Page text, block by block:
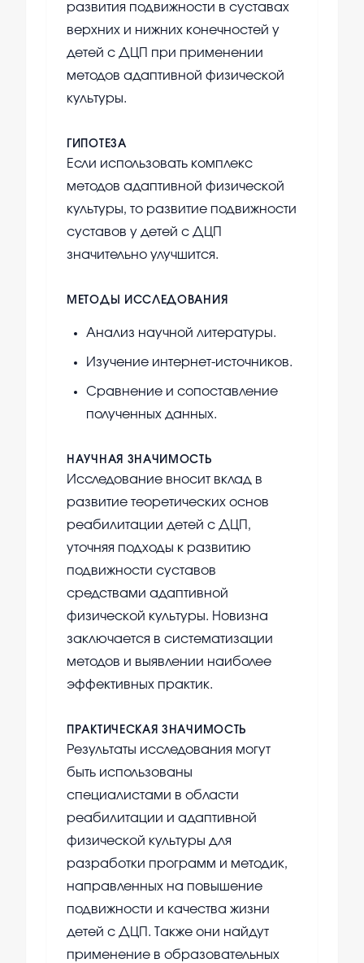
развития подвижности в суставах
верхних и нижних конечностей у
детей с ДЦП при применении
методов адаптивной физической
культуры.
ГИПОТЕЗА
Если использовать комплекс
методов адаптивной физической
культуры, то развитие подвижности
суставов у детей с ДЦП
значительно улучшится.
МЕТОДЫ ИССЛЕДОВАНИЯ
Анализ научной литературы.
Изучение интернет-источников.
Сравнение и сопоставление
полученных данных.
НАУЧНАЯ ЗНАЧИМОСТЬ
Исследование вносит вклад в
развитие теоретических основ
реабилитации детей с ДЦП,
уточняя подходы к развитию
подвижности суставов
средствами адаптивной
физической культуры. Новизна
заключается в систематизации
методов и выявлении наиболее
эффективных практик.
ПРАКТИЧЕСКАЯ ЗНАЧИМОСТЬ
Результаты исследования могут
быть использованы
специалистами в области
реабилитации и адаптивной
физической культуры для
разработки программ и методик,
направленных на повышение
подвижности и качества жизни
детей с ДЦП. Также они найдут
применение в образовательных